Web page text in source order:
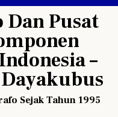
Dan Pusat
–
Sejak Tahun 1995